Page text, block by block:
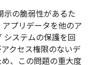
示の脆弱性があるた
プリデータを他のア
システムの保護を回
クセス権限のないデ
、この問題の重大度